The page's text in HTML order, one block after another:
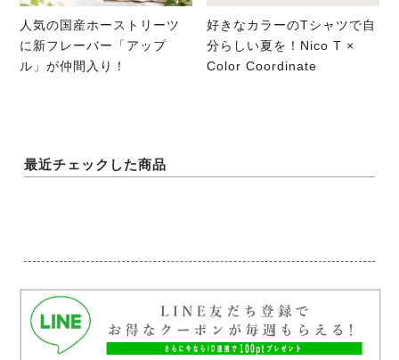
人気の国産ホーストリーツ
に新フレーバー「アップ
ル」が仲間入り！
好きなカラーのTシャツで自
分らしい夏を！Nico T ×
Color Coordinate
最近チェックした商品